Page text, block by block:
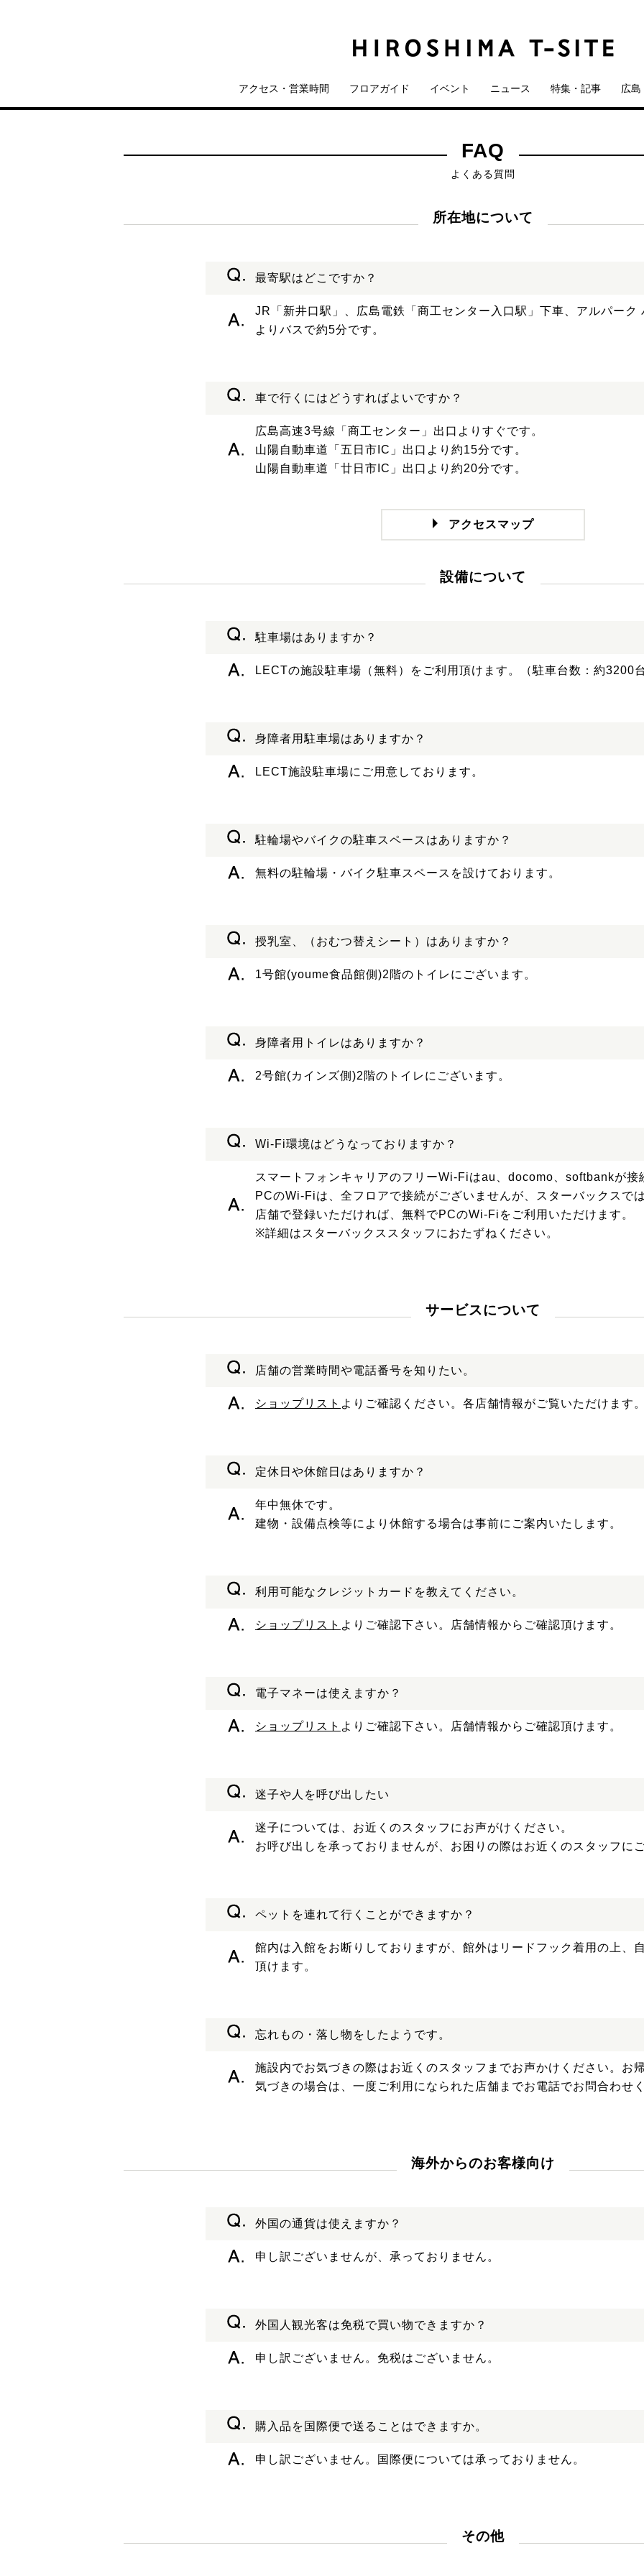
アクセス・営業時間 フロアガイド イベント ニュース 特集・記事 広島
FAQ
よくある質問
所在地について
最寄駅はどこですか？
JR「新井口駅」、広島電鉄「商工センター入口駅」下車、アルパーク
よりバスで約5分です。
車で行くにはどうすればよいですか？
広島高速3号線「商工センター」出口よりすぐです。
山陽自動車道「五日市IC」出口より約15分です。
山陽自動車道「廿日市IC」出口より約20分です。
アクセスマップ
設備について
駐車場はありますか？
LECTの施設駐車場（無料）をご利用頂けます。（駐車台数：約3200
身障者用駐車場はありますか？
LECT施設駐車場にご用意しております。
駐輪場やバイクの駐車スペースはありますか？
無料の駐輪場・バイク駐車スペースを設けております。
授乳室、（おむつ替えシート）はありますか？
1号館(youme食品館側)2階のトイレにございます。
身障者用トイレはありますか？
2号館(カインズ側)2階のトイレにございます。
Wi-Fi環境はどうなっておりますか？
スマートフォンキャリアのフリーWi-Fiはau、docomo、softbankが接
PCのWi-Fiは、全フロアで接続がございませんが、スターバックスで
店舗で登録いただければ、無料でPCのWi-Fiをご利用いただけます。
※詳細はスターバックススタッフにおたずねください。
サービスについて
店舗の営業時間や電話番号を知りたい。
ショップリスト よりご確認ください。各店舗情報がご覧いただけます
定休日や休館日はありますか？
年中無休です。
建物・設備点検等により休館する場合は事前にご案内いたします。
利用可能なクレジットカードを教えてください。
ショップリスト よりご確認下さい。店舗情報からご確認頂けます。
電子マネーは使えますか？
ショップリスト よりご確認下さい。店舗情報からご確認頂けます。
迷子や人を呼び出したい
迷子については、お近くのスタッフにお声がけください。
お呼び出しを承っておりませんが、お困りの際はお近くのスタッフに
ペットを連れて行くことができますか？
館内は入館をお断りしておりますが、館外はリードフック着用の上、
頂けます。
忘れもの・落し物をしたようです。
施設内でお気づきの際はお近くのスタッフまでお声かけください。お
気づきの場合は、一度ご利用になられた店舗までお電話でお問合わせ
海外からのお客様向け
外国の通貨は使えますか？
申し訳ございませんが、承っておりません。
外国人観光客は免税で買い物できますか？
申し訳ございません。免税はございません。
購入品を国際便で送ることはできますか。
申し訳ございません。国際便については承っておりません。
その他